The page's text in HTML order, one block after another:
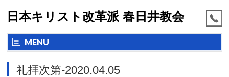
日本キリスト改革派 春日井教会
MENU
礼拝次第-2020.04.05